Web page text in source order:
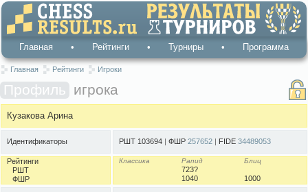
Главная • Рейтинги • Турниры • Программа
Главная Рейтинги Игроки
Профиль игрока
Кузакова Арина
Идентификаторы РШТ 103694 ФШР 257652 FIDE 34489053
Рейтинги
РШТ
ФШР
Классика Рапид Блиц
723?
1040
1000